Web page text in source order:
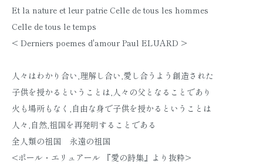
Et la nature et leur patrie Celle de tous les hommes
Celle de tous le temps
< Derniers poemes d'amour Paul ELUARD >
人々はわかり合い,理解し合い,愛し合うよう創造された
子供を授かるということは,人々の父となることであり
火も場所もなく,自由な身で子供を授かるということは
人々,自然,祖国を再発明することである
全人類の祖国 永遠の祖国
<ポール・エリュアール 『愛の詩集』より抜粋>